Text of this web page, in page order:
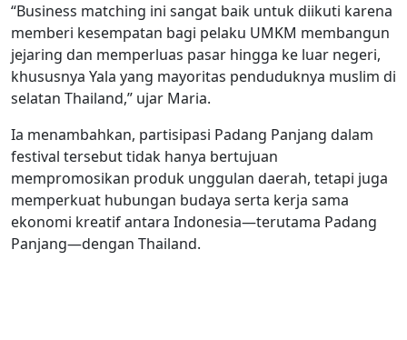
“Business matching ini sangat baik untuk diikuti karena
memberi kesempatan bagi pelaku UMKM membangun
jejaring dan memperluas pasar hingga ke luar negeri,
khususnya Yala yang mayoritas penduduknya muslim di
selatan Thailand,” ujar Maria.
Ia menambahkan, partisipasi Padang Panjang dalam
festival tersebut tidak hanya bertujuan
mempromosikan produk unggulan daerah, tetapi juga
memperkuat hubungan budaya serta kerja sama
ekonomi kreatif antara Indonesia—terutama Padang
Panjang—dengan Thailand.